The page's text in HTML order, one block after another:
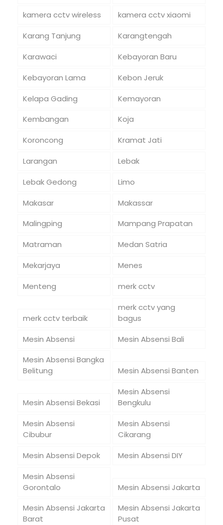
kamera cctv wireless
kamera cctv xiaomi
Karang Tanjung
Karangtengah
Karawaci
Kebayoran Baru
Kebayoran Lama
Kebon Jeruk
Kelapa Gading
Kemayoran
Kembangan
Koja
Koroncong
Kramat Jati
Larangan
Lebak
Lebak Gedong
Limo
Makasar
Makassar
Malingping
Mampang Prapatan
Matraman
Medan Satria
Mekarjaya
Menes
Menteng
merk cctv
merk cctv terbaik
merk cctv yang
bagus
Mesin Absensi
Mesin Absensi Bali
Mesin Absensi Bangka
Belitung
Mesin Absensi Banten
Mesin Absensi Bekasi
Mesin Absensi
Bengkulu
Mesin Absensi
Cibubur
Mesin Absensi
Cikarang
Mesin Absensi Depok
Mesin Absensi DIY
Mesin Absensi
Gorontalo
Mesin Absensi Jakarta
Mesin Absensi Jakarta
Barat
Mesin Absensi Jakarta
Pusat